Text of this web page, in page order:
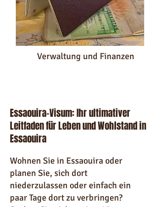
Verwaltung und Finanzen
Ratschlägen
Essaouira-Visum: Ihr ultimativer
Leitfaden für Leben und Wohlstand in
Essaouira
Wohnen Sie in Essaouira oder
planen Sie, sich dort
niederzulassen oder einfach ein
paar Tage dort zu verbringen?